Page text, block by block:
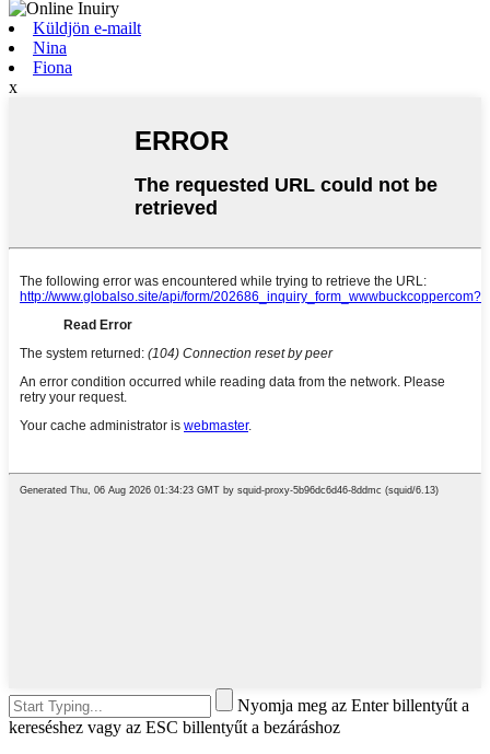
Küldjön e-mailt
Nina
Fiona
x
Nyomja meg az Enter billentyűt a
kereséshez vagy az ESC billentyűt a bezáráshoz